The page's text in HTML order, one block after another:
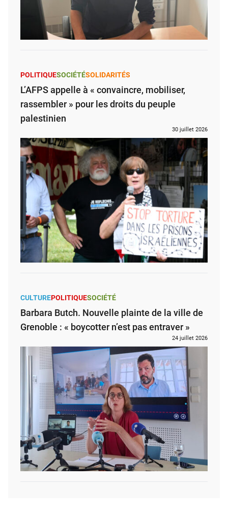
POLITIQUESOCIÉTÉSOLIDARITÉS
L’AFPS appelle à « convaincre, mobiliser,
rassembler » pour les droits du peuple
palestinien
30 juillet 2026
CULTUREPOLITIQUESOCIÉTÉ
Barbara Butch. Nouvelle plainte de la ville de
Grenoble : « boycotter n’est pas entraver »
24 juillet 2026